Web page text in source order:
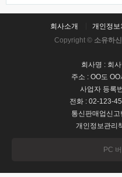
회사소개 개인정보
Copyright © 소유하
회사명 : 회
주소 : OO도
사업자 등록
전화 : 02-123-
통신판매업신
개인정보관리
PC